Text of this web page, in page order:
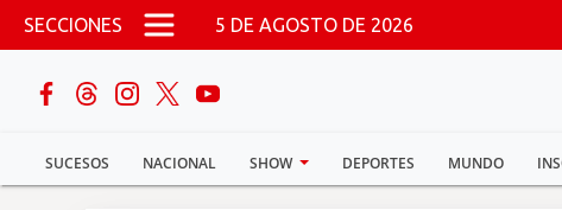
Pasar al contenido principal
SECCIONES 5 DE AGOSTO DE 2026
SUCESOS NACIONAL SHOW DEPORTES MUNDO
buscar
Sucesos